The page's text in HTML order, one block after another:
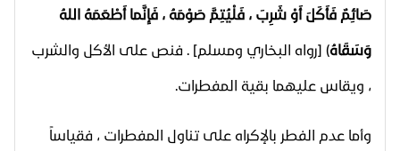
صَائِمٌ فَأَكَلَ أَوْ شَرِبَ ، فَلْيُتِمَّ صَوْمَهُ ، فَإِنَّما أَطْعَمَهُ اللهُ
وَسَقَاهُ) [رواه البخاري ومسلم] . فنص على الأكل والشرب
، ويقاس عليهما بقية المفطرات.
وأما عدم الفطر بالإكراه على تناول المفطرات ، فقياساً